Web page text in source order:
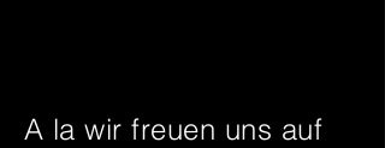
A la wir freuen uns auf